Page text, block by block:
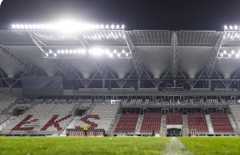
Akademia
Biznes
Dla mediów